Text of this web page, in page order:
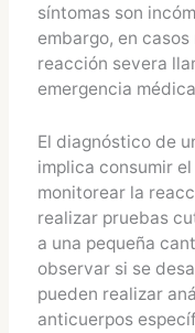
síntomas son
embargo, en
reacción severa
emergencia
El diagnóstico de
implica consumir
monitorear la
realizar pruebas
a una pequeña
observar si se
pueden realizar
anticuerpos